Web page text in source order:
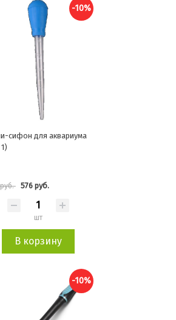
-10%
сифон для аквариума
576 руб.
шт
В корзину
-10%